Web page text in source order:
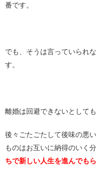
番です。
でも、そうは言っていられ
す。
離婚は回避できないとして
後々ごたごたして後味の悪
ものはお互いに納得のいく分
ちで新しい人生を進んでも